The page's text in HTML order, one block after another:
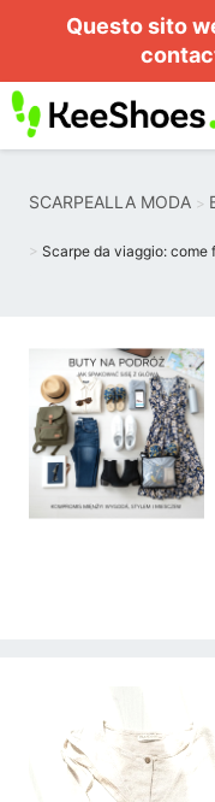
Questo sito
SCARPEALLA MODA
Scarpe da viaggio: come